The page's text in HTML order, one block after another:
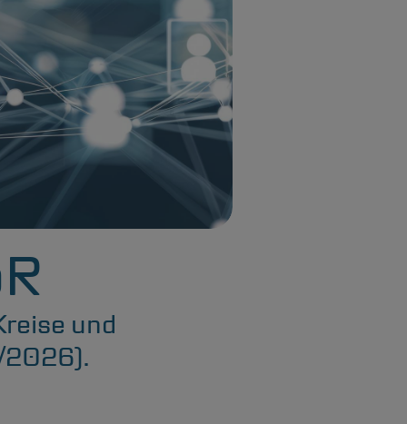
und
2026).